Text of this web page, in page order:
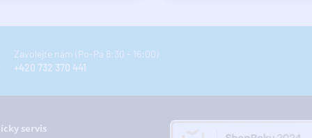
Zavolejte nám (Po-Pá 8:30 - 16:00)
+420 732 370 441
servis